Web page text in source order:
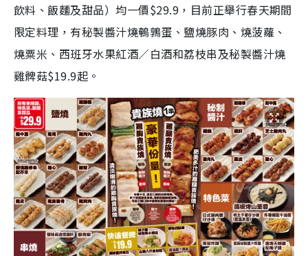
飲料、飯麵及甜品）均一價$29.9，目前正舉行春天期間
限定料理，有秘製醬汁燒鵪鶉蛋、鹽燒豚肉、燒菠蘿、
燒粟米、西班牙水果紅酒／白酒和荔枝串及秘製醬汁燒
雞髀菇$19.9起。